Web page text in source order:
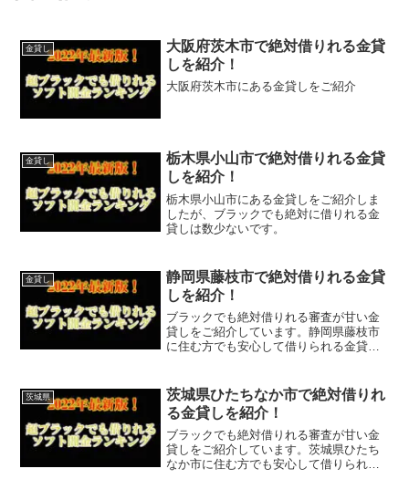
金貸し
大阪府茨木市で絶対借りれる金貸
しを紹介！
大阪府茨木市にある金貸しをご紹介
金貸し
栃木県小山市で絶対借りれる金貸
しを紹介！
栃木県小山市にある金貸しをご紹介しま
したが、ブラックでも絶対に借りれる金
貸しは数少ないです。
金貸し
静岡県藤枝市で絶対借りれる金貸
しを紹介！
ブラックでも絶対借りれる審査が甘い金
貸しをご紹介しています。静岡県藤枝市
に住む方でも安心して借りられる金貸し
はなく、国または静岡県藤枝市で貸金業
登録をしている正規の金貸し...
茨城県
茨城県ひたちなか市で絶対借りれ
る金貸しを紹介！
ブラックでも絶対借りれる審査が甘い金
貸しをご紹介しています。茨城県ひたち
なか市に住む方でも安心して借りられる